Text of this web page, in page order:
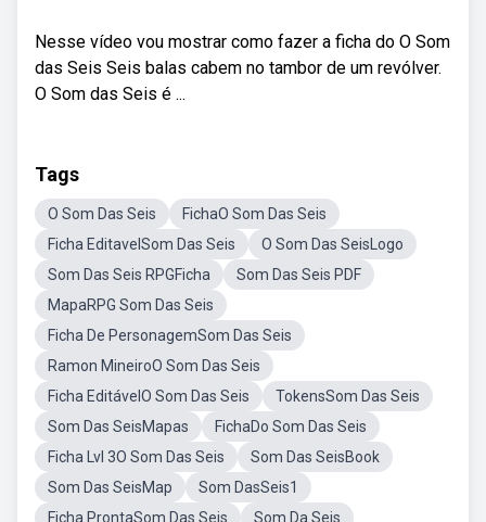
Nesse vídeo vou mostrar como fazer a ficha do O Som
das Seis Seis balas cabem no tambor de um revólver.
O Som das Seis é ...
Tags
O Som Das Seis
FichaO Som Das Seis
Ficha EditavelSom Das Seis
O Som Das SeisLogo
Som Das Seis RPGFicha
Som Das Seis PDF
MapaRPG Som Das Seis
Ficha De PersonagemSom Das Seis
Ramon MineiroO Som Das Seis
Ficha EditávelO Som Das Seis
TokensSom Das Seis
Som Das SeisMapas
FichaDo Som Das Seis
Ficha Lvl 3O Som Das Seis
Som Das SeisBook
Som Das SeisMap
Som DasSeis1
Ficha ProntaSom Das Seis
Som Da Seis